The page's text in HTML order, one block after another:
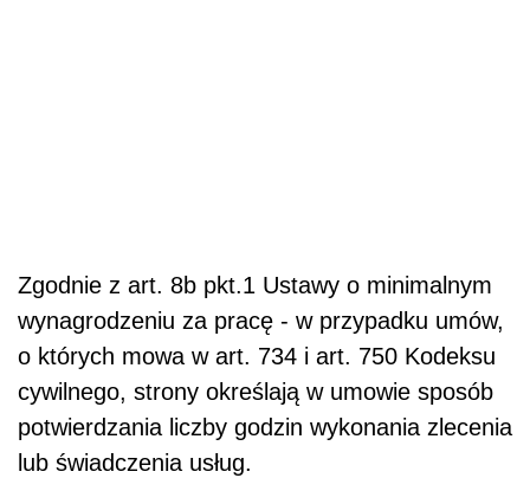
Zgodnie z art. 8b pkt.1 Ustawy o minimalnym
wynagrodzeniu za pracę - w przypadku umów,
o których mowa w art. 734 i art. 750 Kodeksu
cywilnego, strony określają w umowie sposób
potwierdzania liczby godzin wykonania zlecenia
lub świadczenia usług.